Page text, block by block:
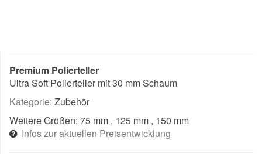
Premium Polierteller
Ultra Soft Polierteller mit 30 mm Schaum
Kategorie: Zubehör
Weitere Größen: 75 mm , 125 mm , 150 mm
Infos zur aktuellen Preisentwicklung